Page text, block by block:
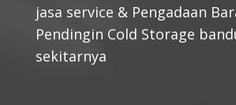
jasa service & Pengadaan
Pendingin Cold Storage
sekitarnya